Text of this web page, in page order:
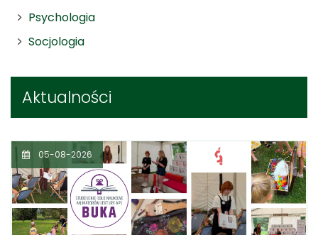
Psychologia
Socjologia
Aktualności
05-08-2026